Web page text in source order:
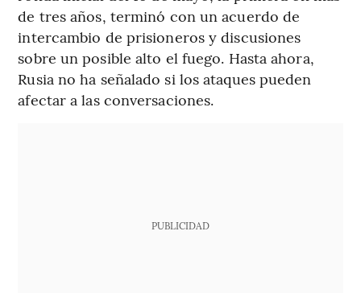
de tres años, terminó con un acuerdo de
intercambio de prisioneros y discusiones
sobre un posible alto el fuego. Hasta ahora,
Rusia no ha señalado si los ataques pueden
afectar a las conversaciones.
PUBLICIDAD